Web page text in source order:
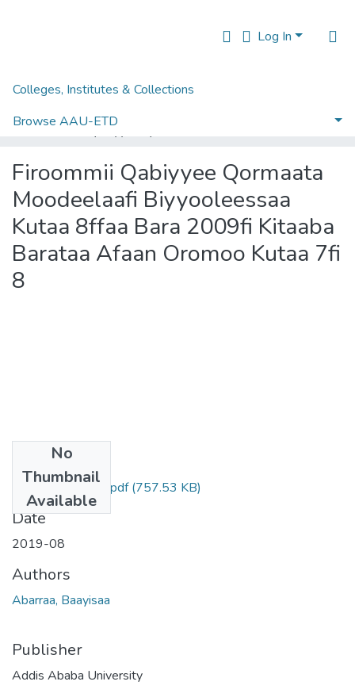
Log In
Oromo Language, Literature and Folklore
Firoommii Qabiyyee Qormaata
Moodeelaafi Biyyooleessaa
Kutaa 8ffaa Bara 2009fi Kitaaba
Barataa Afaan Oromoo Kutaa 7fi
8
No
Thumbnail
Available
Files
Baayisaa Abarraa.pdf
Date
2019-08
Abarraa, Baayisaa
Addis Ababa University